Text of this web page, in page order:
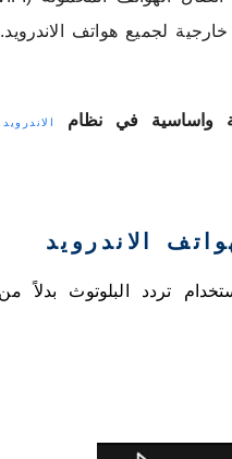
لجميع هواتف الاندرويد.
واساسية في نظام الاندرويد
الاندرويد